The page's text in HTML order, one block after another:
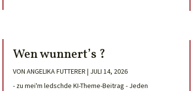
Wen wunnert’s ?
VON ANGELIKA FUTTERER | JULI 14, 2026
- zu mei'm ledschde KI-Theme-Beitrag - Jeden